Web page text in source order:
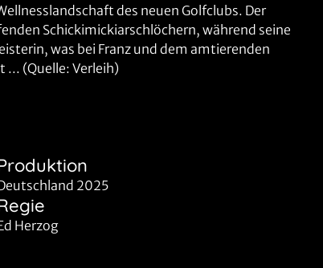
des neuen Golfclubs. Der
Schickimickiarschlöchern, während seine
was bei Franz und dem amtierenden
(Quelle: Verleih)
2025
Herzog